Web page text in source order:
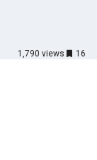
1,790 views 16